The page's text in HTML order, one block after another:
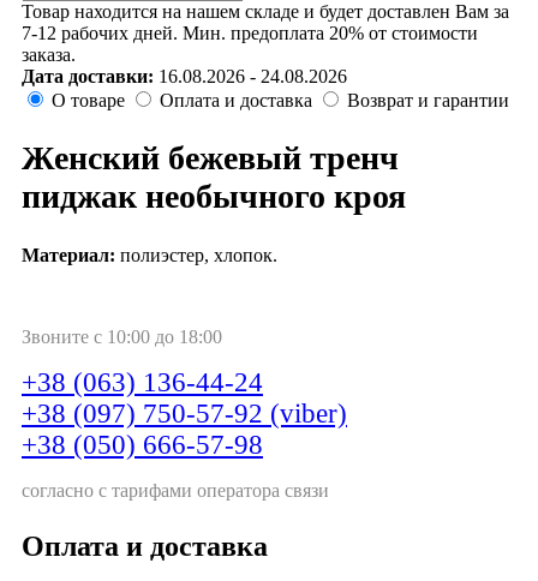
Товар находится на нашем складе и будет доставлен Вам за
7-12 рабочих дней. Мин. предоплата 20% от стоимости
заказа.
Дата доставки: 16.08.2026 - 24.08.2026
О товаре
Оплата и доставка Возврат и гарантии
Женский бежевый тренч
пиджак необычного кроя
Материал: полиэстер, хлопок.
Звоните с 10:00 до 18:00
+38 (063) 136-44-24
+38 (097) 750-57-92 (viber)
+38 (050) 666-57-98
согласно с тарифами оператора связи
Оплата и доставка